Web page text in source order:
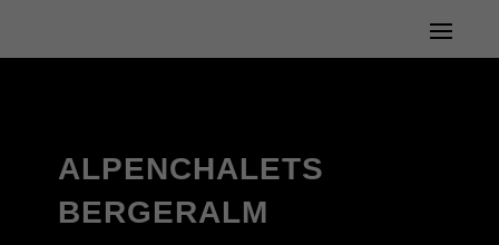
ALPENCHALETS
BERGERALM